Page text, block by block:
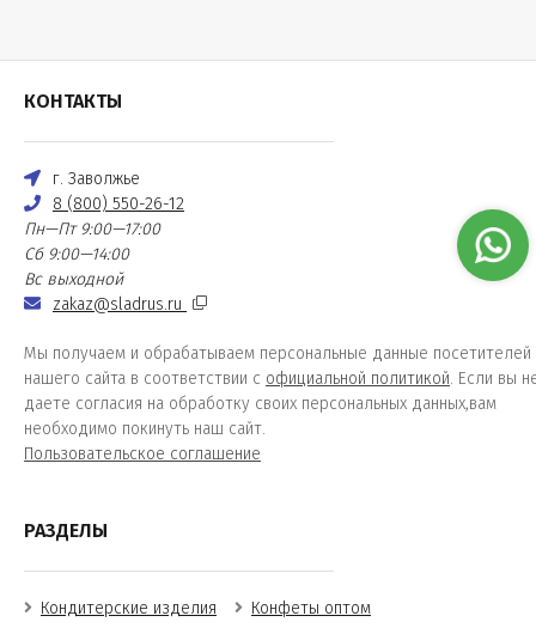
КОНТАКТЫ
г. Заволжье
8 (800) 550-26-12
Пн—Пт 9:00—17:00
Сб 9:00—14:00
Вс выходной
zakaz@sladrus.ru
Мы получаем и обрабатываем персональные данные посетителей
нашего сайта в соответствии с официальной политикой. Если вы
даете согласия на обработку своих персональных данных,вам
необходимо покинуть наш сайт.
Пользовательское соглашение
РАЗДЕЛЫ
Кондитерские изделия
Конфеты оптом